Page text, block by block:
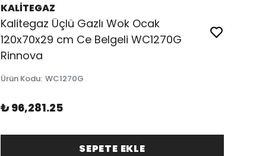
KALİTEGAZ
Kalitegaz Üçlü Gazlı Wok Ocak
120x70x29 cm Ce Belgeli WC1270G
Rinnova
Ürün Kodu: WC1270G
₺ 96,281.25
SEPETE EKLE